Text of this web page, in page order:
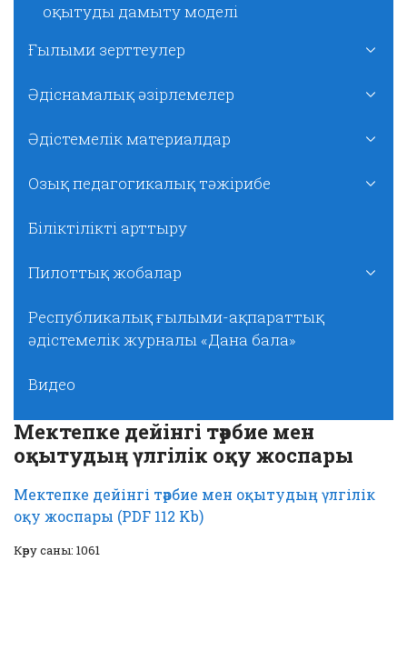
оқытуды дамыту моделі
Ғылыми зерттеулер
Әдіснамалық әзірлемелер
Әдістемелік материалдар
Озық педагогикалық тәжірибе
Біліктілікті арттыру
Пилоттық жобалар
Республикалық ғылыми-ақпараттық
әдістемелік журналы «Дана бала»
Видео
Мектепке дейінгі тәрбие мен
оқытудың үлгілік оқу жоспары
Мектепке дейінгі тәрбие мен оқытудың үлгілік
оқу жоспары (PDF 112 Kb)
Көру саны: 1061